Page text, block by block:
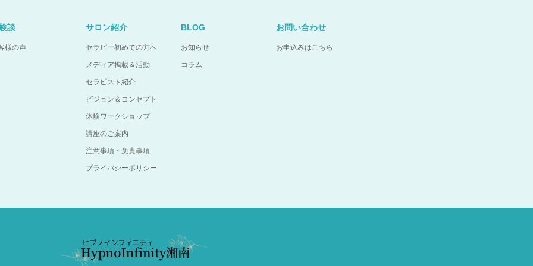
談
様の声
サロン紹介
セラピー初めての方へ
メディア掲載＆活動
セラピスト紹介
ビジョン＆コンセプト
体験ワークショップ
講座のご案内
注意事項・免責事項
プライバシーポリシー
BLOG
お知らせ
コラム
お問い合わせ
お申込みはこちら